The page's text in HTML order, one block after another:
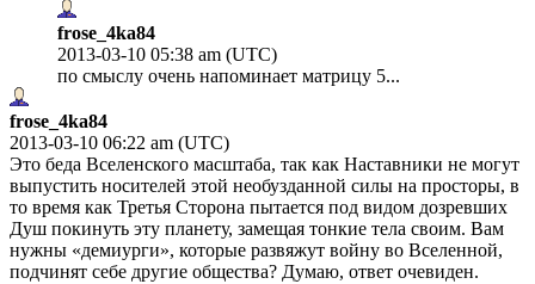
frose_4ka84
2013-03-10 05:38 am (UTC)
по смыслу очень напоминает матрицу 5...
frose_4ka84
2013-03-10 06:22 am (UTC)
Это беда Вселенского масштаба, так как Наставники не могут
выпустить носителей этой необузданной силы на просторы, в
то время как Третья Сторона пытается под видом дозревших
Душ покинуть эту планету, замещая тонкие тела своим. Вам
нужны «демиурги», которые развяжут войну во Вселенной,
подчинят себе другие общества? Думаю, ответ очевиден.